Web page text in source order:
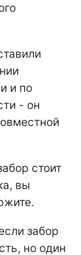
и по
- он
стоит
вы
забор
но один